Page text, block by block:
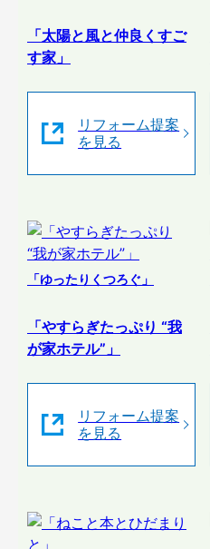
「太陽と風と仲良くすご
す家」
リフォーム提案
を見る
「ゆったりくつろぐ」
「やすらぎたっぷり “我
が家ホテル”」
リフォーム提案
を見る